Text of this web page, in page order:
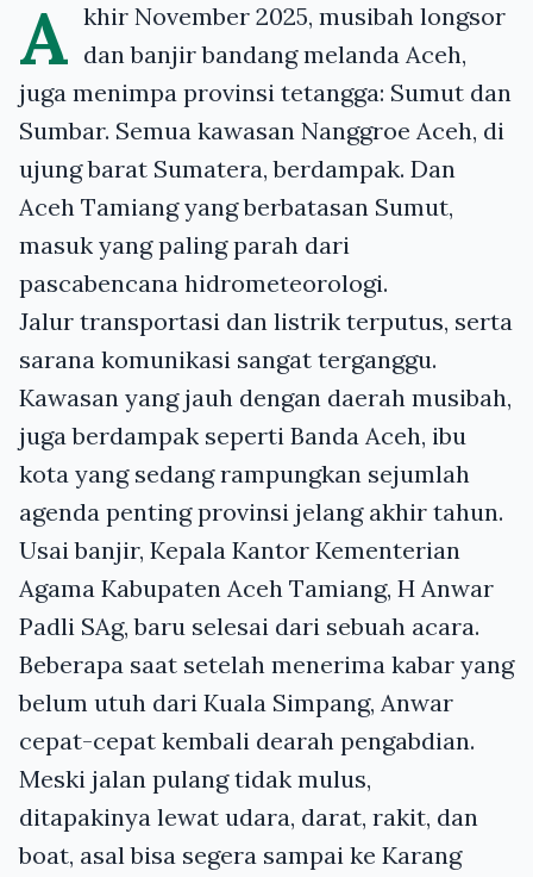
A khir November 2025, musibah longsor
dan banjir bandang melanda Aceh,
juga menimpa provinsi tetangga: Sumut dan
Sumbar. Semua kawasan Nanggroe Aceh, di
ujung barat Sumatera, berdampak. Dan
Aceh Tamiang yang berbatasan Sumut,
masuk yang paling parah dari
pascabencana hidrometeorologi.
Jalur transportasi dan listrik terputus, serta
sarana komunikasi sangat terganggu.
Kawasan yang jauh dengan daerah musibah,
juga berdampak seperti Banda Aceh, ibu
kota yang sedang rampungkan sejumlah
agenda penting provinsi jelang akhir tahun.
Usai banjir, Kepala Kantor Kementerian
Agama Kabupaten Aceh Tamiang, H Anwar
Padli SAg, baru selesai dari sebuah acara.
Beberapa saat setelah menerima kabar yang
belum utuh dari Kuala Simpang, Anwar
cepat-cepat kembali dearah pengabdian.
Meski jalan pulang tidak mulus,
ditapakinya lewat udara, darat, rakit, dan
boat, asal bisa segera sampai ke Karang